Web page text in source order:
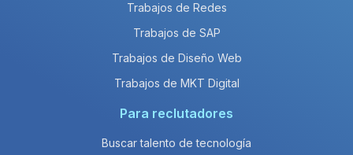
Trabajos de Redes
Trabajos de SAP
Trabajos de Diseño Web
Trabajos de MKT Digital
Para reclutadores
Buscar talento de tecnología